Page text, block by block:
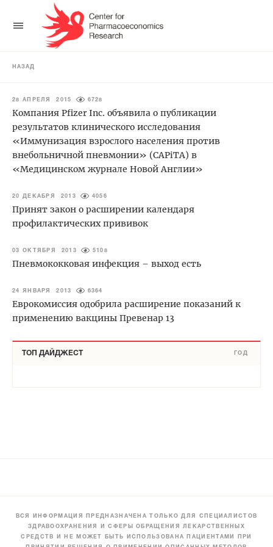
НАЗАД
28 АПРЕЛЯ 2015 6728
Компания Pfizer Inc. объявила о публикации
результатов клинического исследования
«Иммунизация взрослого населения против
внебольничной пневмонии» (CAPiTA) в
«Медицинском журнале Новой Англии»
20 ДЕКАБРЯ 2013 4056
Принят закон о расширении календаря
профилактических прививок
03 ОКТЯБРЯ 2013 5108
Пневмококковая инфекция – выход есть
24 ЯНВАРЯ 2013 6364
Еврокомиссия одобрила расширение показаний к
применению вакцины Превенар 13
ТОП ДАЙДЖЕСТ ГОД
ВСЯ ИНФОРМАЦИЯ ПРЕДНАЗНАЧЕНА ТОЛЬКО ДЛЯ СПЕЦИАЛИСТОВ
ЗДРАВООХРАНЕНИЯ И СФЕРЫ ОБРАЩЕНИЯ ЛЕКАРСТВЕННЫХ
СРЕДСТВ И НЕ МОЖЕТ БЫТЬ ИСПОЛЬЗОВАНА ПАЦИЕНТАМИ ПРИ